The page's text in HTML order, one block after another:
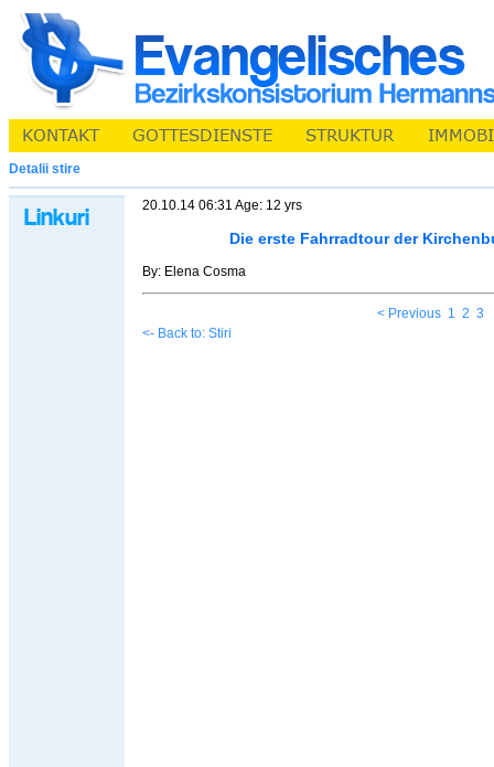
Detalii stire
20.10.14 06:31 Age: 12 yrs
Die erste Fahrradtour der
By: Elena Cosma
< Previous 1 2 3
<- Back to: Stiri